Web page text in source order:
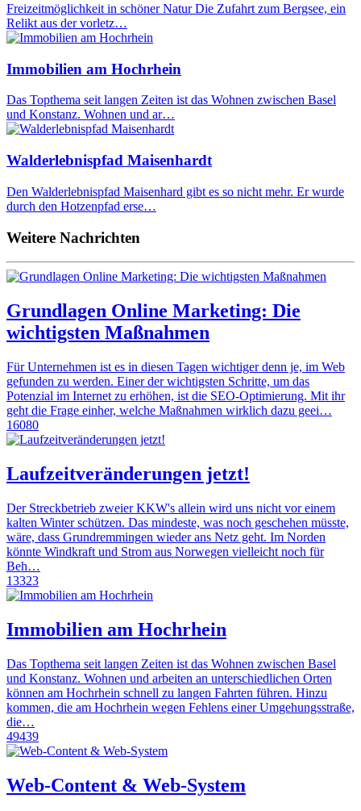
Freizeitmöglichkeit in schöner Natur Die Zufahrt zum Bergsee, ein
Relikt aus der vorletz…
Immobilien am Hochrhein
Das Topthema seit langen Zeiten ist das Wohnen zwischen Basel
und Konstanz. Wohnen und ar…
Walderlebnispfad Maisenhardt
Den Walderlebnispfad Maisenhard gibt es so nicht mehr. Er wurde
durch den Hotzenpfad erse…
Weitere Nachrichten
Grundlagen Online Marketing: Die
wichtigsten Maßnahmen
Für Unternehmen ist es in diesen Tagen wichtiger denn je, im Web
gefunden zu werden. Einer der wichtigsten Schritte, um das
Potenzial im Internet zu erhöhen, ist die SEO-Optimierung. Mit ihr
geht die Frage einher, welche Maßnahmen wirklich dazu geei…
16080
Laufzeitveränderungen jetzt!
Der Streckbetrieb zweier KKW's allein wird uns nicht vor einem
kalten Winter schützen. Das mindeste, was noch geschehen müsste,
wäre, dass Grundremmingen wieder ans Netz geht. Im Norden
könnte Windkraft und Strom aus Norwegen vielleicht noch für
Beh…
13323
Immobilien am Hochrhein
Das Topthema seit langen Zeiten ist das Wohnen zwischen Basel
und Konstanz. Wohnen und arbeiten an unterschiedlichen Orten
können am Hochrhein schnell zu langen Fahrten führen. Hinzu
kommen, die am Hochrhein wegen Fehlens einer Umgehungsstraße,
die…
49439
Web-Content & Web-System